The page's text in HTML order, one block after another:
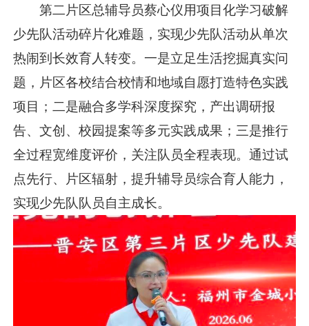
第二片区总辅导员蔡心仪用项目化学习破解
少先队活动碎片化难题，实现少先队活动从单次
热闹到长效育人转变。一是立足生活挖掘真实问
题，片区各校结合校情和地域自愿打造特色实践
项目；二是融合多学科深度探究，产出调研报
告、文创、校园提案等多元实践成果；三是推行
全过程宽维度评价，关注队员全程表现。通过试
点先行、片区辐射，提升辅导员综合育人能力，
实现少先队队员自主成长。